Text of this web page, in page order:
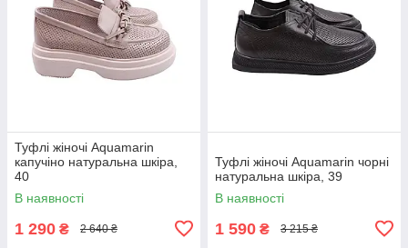
Туфлі жіночі Aquamarin
капучіно натуральна шкіра,
40
В наявності
1 290 ₴ 2 640 ₴
Туфлі жіночі Aquamarin чорні
натуральна шкіра, 39
В наявності
1 590 ₴ 3 215 ₴